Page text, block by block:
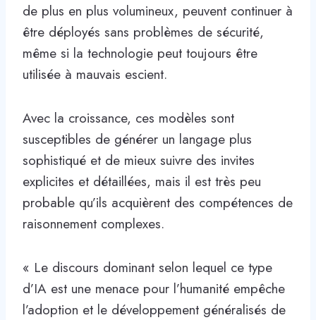
de plus en plus volumineux, peuvent continuer à
être déployés sans problèmes de sécurité,
même si la technologie peut toujours être
utilisée à mauvais escient.
Avec la croissance, ces modèles sont
susceptibles de générer un langage plus
sophistiqué et de mieux suivre des invites
explicites et détaillées, mais il est très peu
probable qu’ils acquièrent des compétences de
raisonnement complexes.
« Le discours dominant selon lequel ce type
d’IA est une menace pour l’humanité empêche
l’adoption et le développement généralisés de